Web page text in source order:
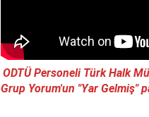
ODTÜ Personeli Türk Halk
Grup Yorum'un "Yar Gelmiş"